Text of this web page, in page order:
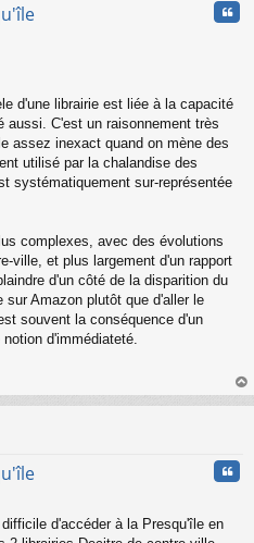
d'une librairie est liée à la capacité
aussi. C'est un raisonnement très
assez inexact quand on mène des
utilisé par la chalandise des
systématiquement sur-représentée
complexes, avec des évolutions
ville, et plus largement d'un rapport
d'un côté de la disparition du
Amazon plutôt que d'aller le
souvent la conséquence d'un
d'immédiateté.
au
d'accéder à la Presqu'île en